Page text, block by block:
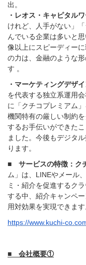
出。
・レオス・キャピタル
けれど、人手がない」
んでいる企業は多いと
像以上にスピーディー
の力は、金融のような
す 。
・マーケティングデザ
を代表する独立系運用
に「クチコプレミアム
機関特有の厳しい制約
するお手伝いができた
ました。今後もデジタ
ります。
■ サービスの特徴：ク
ム」は、LINEやメール
ミ・紹介を促進するク
する中、紹介キャンペ
用対効果を実現できます
https://www.kuchi-
■ 会社概要①